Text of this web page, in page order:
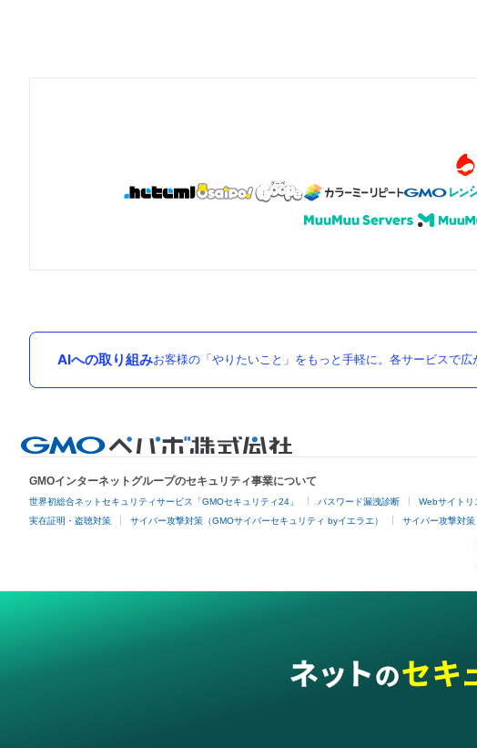
AIへの取り組みお客様の「やりたいこと」をもっと手軽に。各サービスで
GMOインターネットグループのセキュリティ事業について
世界初総合ネットセキュリティサービス「GMOセキュリティ24」 パスワード漏洩診断 Webサイトリ
実在証明・盗聴対策 サイバー攻撃対策（GMOサイバーセキュリティ byイエラエ） サイバー攻撃対策